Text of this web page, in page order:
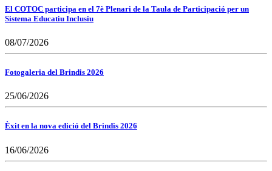
El COTOC participa en el 7è Plenari de la Taula de Participació per un
Sistema Educatiu Inclusiu
08/07/2026
Fotogaleria del Brindis 2026
25/06/2026
Èxit en la nova edició del Brindis 2026
16/06/2026